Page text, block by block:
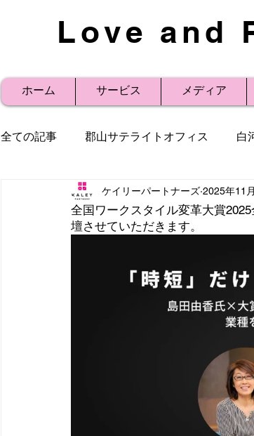
Love and
ホーム サービス メディア
全ての記事 郡山サテライトオフィス 白
社内研修 事例紹介 プレスリリース
全国ワークスタイル変革大賞
壇させていただきます。
ケイリーパートナーズ 2025年11